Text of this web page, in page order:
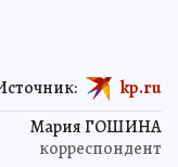
Мария ГОШИНА
корреспондент
kp.ru